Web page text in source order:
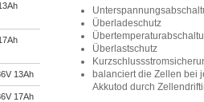
13Ah
17Ah
Überladeschutz
Überlastschutz
balanciert die Zellen bei
Akkutod durch